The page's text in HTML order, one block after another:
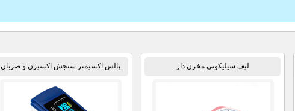
لیف سیلیکونی مخزن دار
پالس اکسیمتر سنجش اکسیژن و ضربان